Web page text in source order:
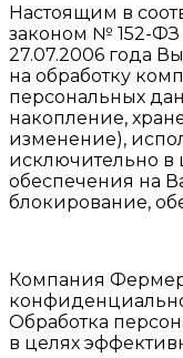
Настоящим в
законом № 152-ФЗ
27.07.2006 года
на обработку
персональных
накопление,
изменение),
исключительно в
обеспечения на
блокирование,
Компания
Обработка
в целях